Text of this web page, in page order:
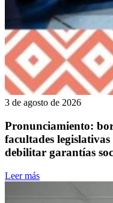
3 de agosto de 2026
Pronunciamiento:
facultades
debilitar garantías
Leer más